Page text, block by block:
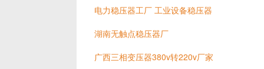
电力稳压器工厂 工业设备稳压器
湖南无触点稳压器厂
广西三相变压器380v转220v厂家